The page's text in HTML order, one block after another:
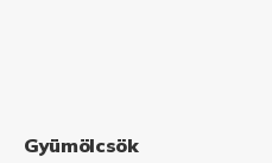
Gyümölcsök